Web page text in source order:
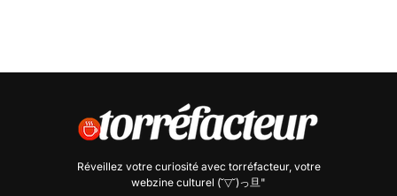
Réveillez votre curiosité avec torréfacteur, votre
webzine culturel (˘▽˘)っ旦"